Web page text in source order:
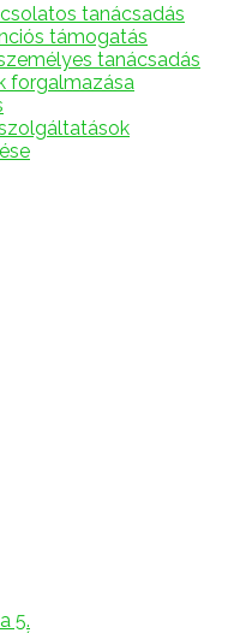
tanácsadás
támogatás
tanácsadás
forgalmazása
5.